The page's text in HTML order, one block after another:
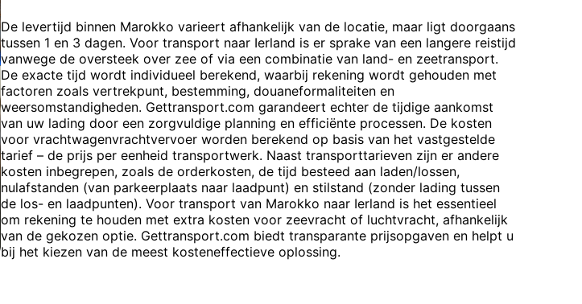
De levertijd binnen Marokko varieert afhankelijk van de locatie, maar ligt doorgaans
tussen 1 en 3 dagen. Voor transport naar Ierland is er sprake van een langere reistijd
vanwege de oversteek over zee of via een combinatie van land- en zeetransport.
De exacte tijd wordt individueel berekend, waarbij rekening wordt gehouden met
factoren zoals vertrekpunt, bestemming, douaneformaliteiten en
weersomstandigheden. Gettransport.com garandeert echter de tijdige aankomst
van uw lading door een zorgvuldige planning en efficiënte processen. De kosten
voor vrachtwagenvrachtvervoer worden berekend op basis van het vastgestelde
tarief – de prijs per eenheid transportwerk. Naast transporttarieven zijn er andere
kosten inbegrepen, zoals de orderkosten, de tijd besteed aan laden/lossen,
nulafstanden (van parkeerplaats naar laadpunt) en stilstand (zonder lading tussen
de los- en laadpunten). Voor transport van Marokko naar Ierland is het essentieel
om rekening te houden met extra kosten voor zeevracht of luchtvracht, afhankelijk
van de gekozen optie. Gettransport.com biedt transparante prijsopgaven en helpt u
bij het kiezen van de meest kosteneffectieve oplossing.